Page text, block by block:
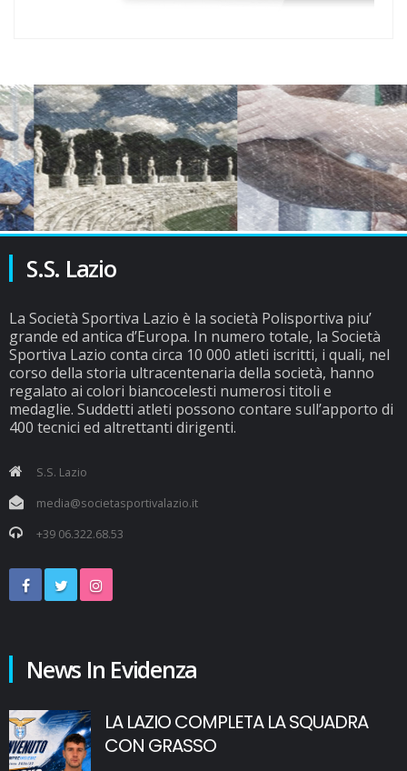
S.S. Lazio
La Società Sportiva Lazio è la società Polisportiva piu’
grande ed antica d’Europa. In numero totale, la Società
Sportiva Lazio conta circa 10 000 atleti iscritti, i quali, nel
corso della storia ultracentenaria della società, hanno
regalato ai colori biancocelesti numerosi titoli e
medaglie. Suddetti atleti possono contare sull’apporto di
400 tecnici ed altrettanti dirigenti.
S.S. Lazio
media@societasportivalazio.it
+39 06.322.68.53
News In Evidenza
LA LAZIO COMPLETA LA SQUADRA
CON GRASSO